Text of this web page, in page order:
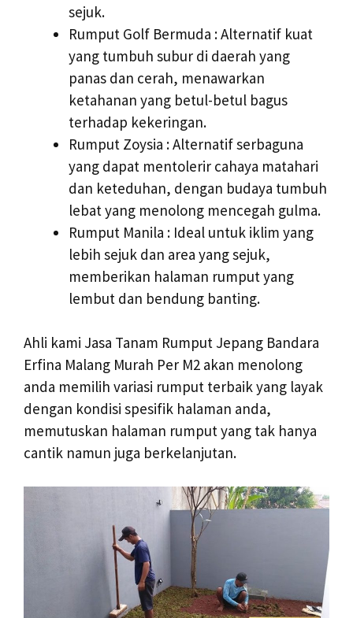
sejuk.
Rumput Golf Bermuda : Alternatif kuat
yang tumbuh subur di daerah yang
panas dan cerah, menawarkan
ketahanan yang betul-betul bagus
terhadap kekeringan.
Rumput Zoysia : Alternatif serbaguna
yang dapat mentolerir cahaya matahari
dan keteduhan, dengan budaya tumbuh
lebat yang menolong mencegah gulma.
Rumput Manila : Ideal untuk iklim yang
lebih sejuk dan area yang sejuk,
memberikan halaman rumput yang
lembut dan bendung banting.
Ahli kami Jasa Tanam Rumput Jepang Bandara
Erfina Malang Murah Per M2 akan menolong
anda memilih variasi rumput terbaik yang layak
dengan kondisi spesifik halaman anda,
memutuskan halaman rumput yang tak hanya
cantik namun juga berkelanjutan.